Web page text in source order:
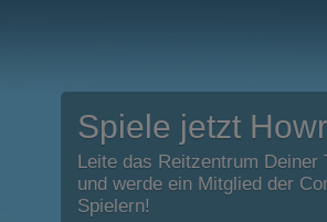
Spiele jetzt
Leite das Reitzentrum Deiner
und werde ein Mitglied der
Spielern!